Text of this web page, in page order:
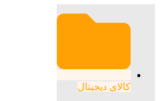
کالای دیجیتال